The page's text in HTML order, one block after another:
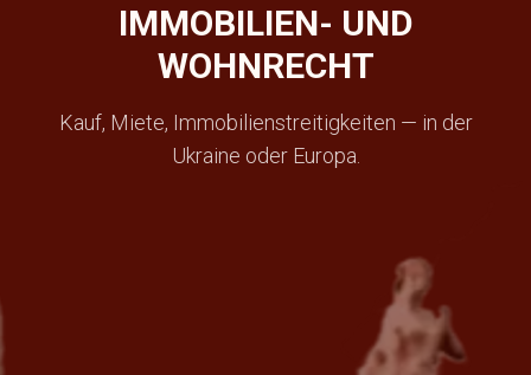
IMMOBILIEN- UND
WOHNRECHT
Kauf, Miete, Immobilienstreitigkeiten — in der
Ukraine oder Europa.